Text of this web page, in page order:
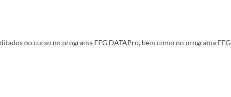
no curso no programa EEG DATAPro, bem como no programa